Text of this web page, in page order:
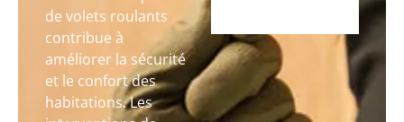
de volets roulants
contribue à
améliorer la sécurité
et le confort des
habitations. Les